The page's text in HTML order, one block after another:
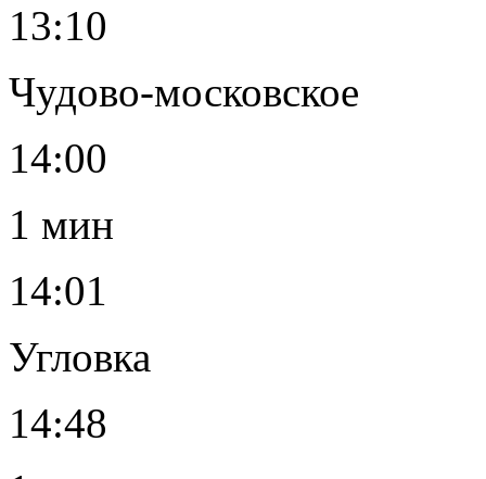
13:10
Чудово-московское
14:00
1 мин
14:01
Угловка
14:48